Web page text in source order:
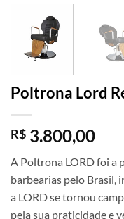
Poltrona Lord
R$ 3.800,00
A Poltrona LORD foi a
barbearias pelo Brasil,
a LORD se tornou
pela sua praticidade e